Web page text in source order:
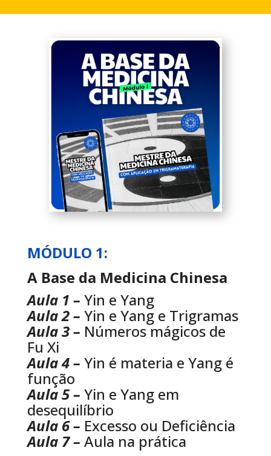
MÓDULO 1:
A Base da Medicina Chinesa
Aula 1 – Yin e Yang
Aula 2 – Yin e Yang e Trigramas
Aula 3 – Números mágicos de
Fu Xi
Aula 4 – Yin é materia e Yang é
função
Aula 5 – Yin e Yang em
desequilíbrio
Aula 6 – Excesso ou Deficiência
Aula 7 – Aula na prática